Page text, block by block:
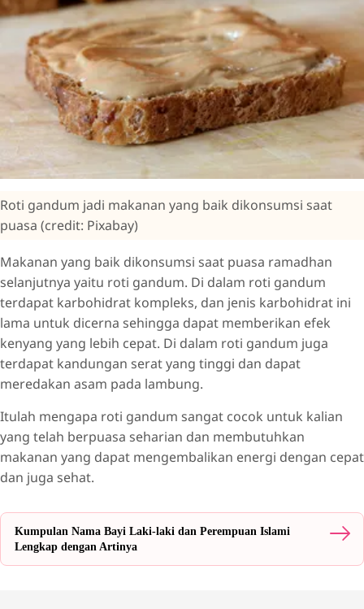
Roti gandum jadi makanan yang baik dikonsumsi saat
puasa (credit: Pixabay)
Makanan yang baik dikonsumsi saat puasa ramadhan
selanjutnya yaitu roti gandum. Di dalam roti gandum
terdapat karbohidrat kompleks, dan jenis karbohidrat ini
lama untuk dicerna sehingga dapat memberikan efek
kenyang yang lebih cepat. Di dalam roti gandum juga
terdapat kandungan serat yang tinggi dan dapat
meredakan asam pada lambung.
Itulah mengapa roti gandum sangat cocok untuk kalian
yang telah berpuasa seharian dan membutuhkan
makanan yang dapat mengembalikan energi dengan cepat
dan juga sehat.
Kumpulan Nama Bayi Laki-laki dan Perempuan Islami
Lengkap dengan Artinya